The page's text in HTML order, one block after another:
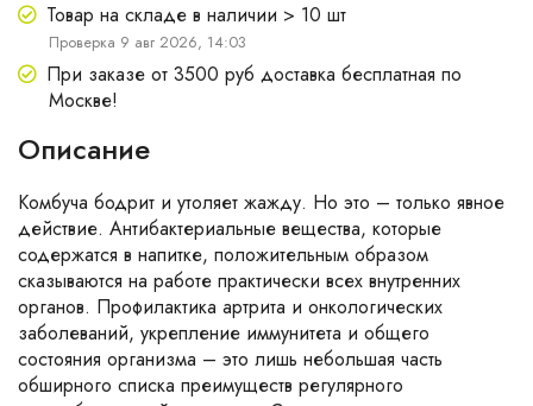
Товар на складе в наличии > 10 шт
Проверка 9 авг 2026, 14:03
При заказе от 3500 руб доставка бесплатная по
Москве!
Описание
Комбуча бодрит и утоляет жажду. Но это – только явное
действие. Антибактериальные вещества, которые
содержатся в напитке, положительным образом
сказываются на работе практически всех внутренних
органов. Профилактика артрита и онкологических
заболеваний, укрепление иммунитета и общего
состояния организма – это лишь небольшая часть
обширного списка преимуществ регулярного